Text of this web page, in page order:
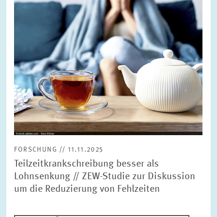
FORSCHUNG // 11.11.2025
Teilzeitkrankschreibung besser als
Lohnsenkung // ZEW-Studie zur Diskussion
um die Reduzierung von Fehlzeiten